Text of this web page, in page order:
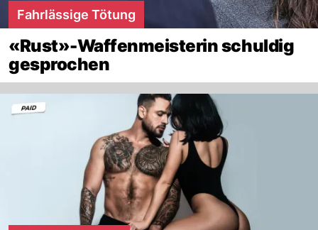
Fahrlässige Tötung
«Rust»-Waffenmeisterin schuldig
gesprochen